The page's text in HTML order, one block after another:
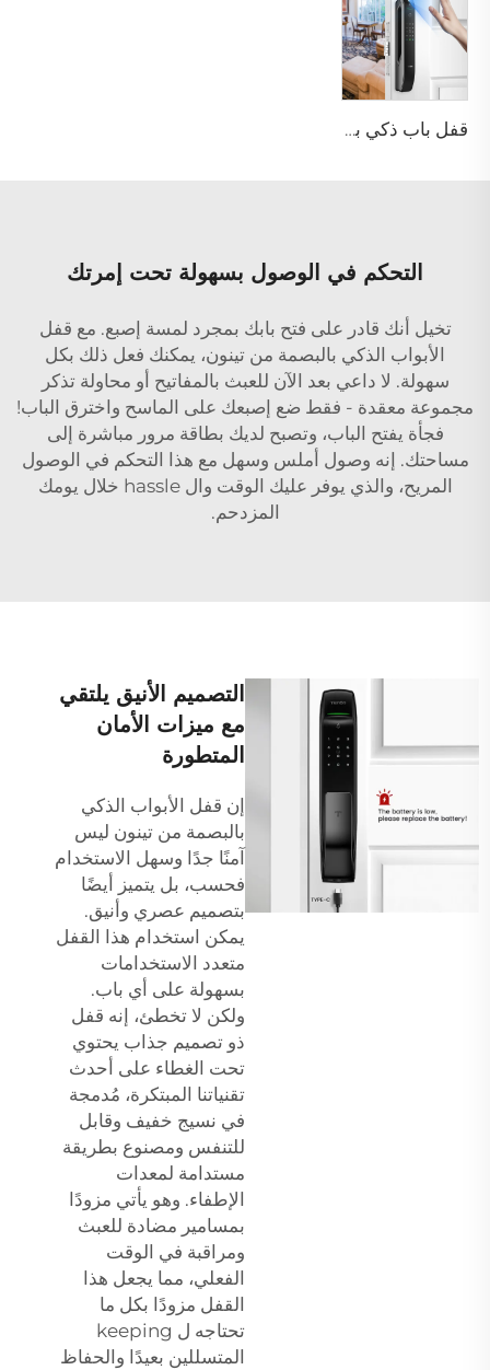
قفل باب ذكي بوظيفة كلمة المرور والبصمة الحيوية Tenon A6 Pro
التحكم في الوصول بسهولة تحت إمرتك
تخيل أنك قادر على فتح بابك بمجرد لمسة إصبع. مع قفل
الأبواب الذكي بالبصمة من تينون، يمكنك فعل ذلك بكل
سهولة. لا داعي بعد الآن للعبث بالمفاتيح أو محاولة تذكر
مجموعة معقدة - فقط ضع إصبعك على الماسح واخترق الباب!
فجأة يفتح الباب، وتصبح لديك بطاقة مرور مباشرة إلى
مساحتك. إنه وصول أملس وسهل مع هذا التحكم في الوصول
المريح، والذي يوفر عليك الوقت وال hassle خلال يومك
المزدحم.
التصميم الأنيق يلتقي
مع ميزات الأمان
المتطورة
إن قفل الأبواب الذكي
بالبصمة من تينون ليس
آمنًا جدًا وسهل الاستخدام
فحسب، بل يتميز أيضًا
بتصميم عصري وأنيق.
يمكن استخدام هذا القفل
متعدد الاستخدامات
بسهولة على أي باب.
ولكن لا تخطئ، إنه قفل
ذو تصميم جذاب يحتوي
تحت الغطاء على أحدث
تقنياتنا المبتكرة، مُدمجة
في نسيج خفيف وقابل
للتنفس ومصنوع بطريقة
مستدامة لمعدات
الإطفاء. وهو يأتي مزودًا
بمسامير مضادة للعبث
ومراقبة في الوقت
الفعلي، مما يجعل هذا
القفل مزودًا بكل ما
تحتاجه ل keeping
المتسللين بعيدًا والحفاظ